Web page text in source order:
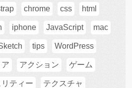
chrome css html
iphone JavaScript mac
tips WordPress
アクション ゲーム
ティー テクスチャ